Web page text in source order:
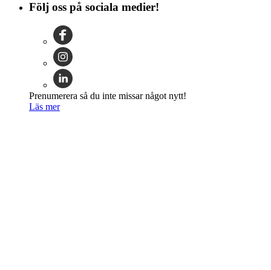
Följ oss på sociala medier!
Prenumerera så du inte missar något nytt!
Läs mer